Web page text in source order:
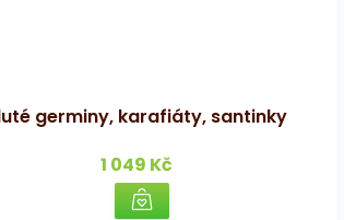
germiny, karafiáty, santinky
1 049 Kč